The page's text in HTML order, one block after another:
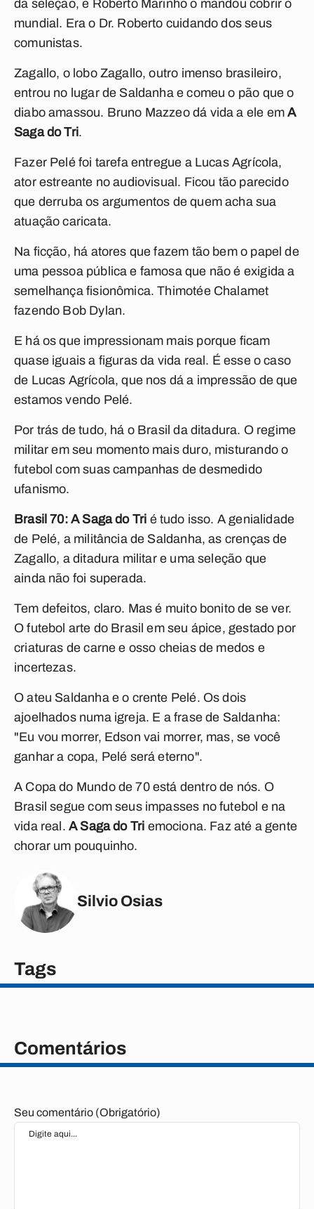
da seleção, e Roberto Marinho o mandou cobrir o
mundial. Era o Dr. Roberto cuidando dos seus
comunistas.
Zagallo, o lobo Zagallo, outro imenso brasileiro,
entrou no lugar de Saldanha e comeu o pão que o
diabo amassou. Bruno Mazzeo dá vida a ele emA
Saga do Tri.
Fazer Pelé foi tarefa entregue a Lucas Agrícola,
ator estreante no audiovisual. Ficou tão parecido
que derruba os argumentos de quem acha sua
atuação caricata.
Na ficção, há atores que fazem tão bem o papel de
uma pessoa pública e famosa que não é exigida a
semelhança fisionômica. Thimotée Chalamet
fazendo Bob Dylan.
E há os que impressionam mais porque ficam
quase iguais a figuras da vida real. É esse o caso
de Lucas Agrícola, que nos dá a impressão de que
estamos vendo Pelé.
Por trás de tudo, há o Brasil da ditadura. O regime
militar em seu momento mais duro, misturando o
futebol com suas campanhas de desmedido
ufanismo.
Brasil 70: A Saga do Tri é tudo isso. A genialidade
de Pelé, a militância de Saldanha, as crenças de
Zagallo, a ditadura militar e uma seleção que
ainda não foi superada.
Tem defeitos, claro. Mas é muito bonito de se ver.
O futebol arte do Brasil em seu ápice, gestado por
criaturas de carne e osso cheias de medos e
incertezas.
O ateu Saldanha e o crente Pelé. Os dois
ajoelhados numa igreja. E a frase de Saldanha:
"Eu vou morrer, Edson vai morrer, mas, se você
ganhar a copa, Pelé será eterno".
A Copa do Mundo de 70 está dentro de nós. O
Brasil segue com seus impasses no futebol e na
vida real. A Saga do Tri emociona. Faz até a gente
chorar um pouquinho.
Silvio Osias
Tags
Comentários
Seu comentário (Obrigatório)